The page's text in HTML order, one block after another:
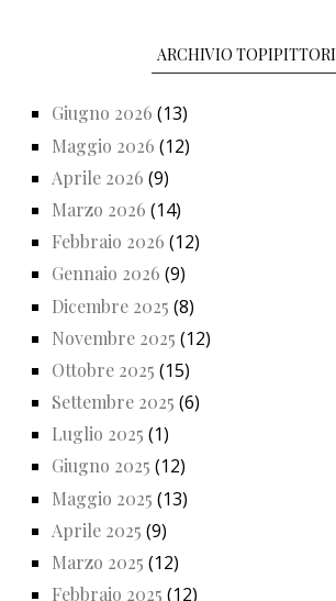
ARCHIVIO TOPIPITTORI
Giugno 2026 (13)
Maggio 2026 (12)
Aprile 2026 (9)
Marzo 2026 (14)
Febbraio 2026 (12)
Gennaio 2026 (9)
Dicembre 2025 (8)
Novembre 2025 (12)
Ottobre 2025 (15)
Settembre 2025 (6)
Luglio 2025 (1)
Giugno 2025 (12)
Maggio 2025 (13)
Aprile 2025 (9)
Marzo 2025 (12)
Febbraio 2025 (12)